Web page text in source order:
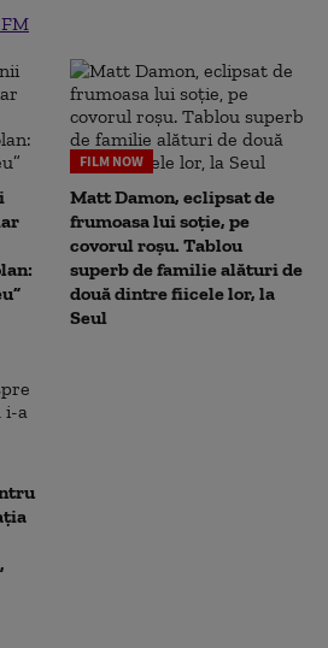
FILM NOW
Matt Damon, eclipsat de
frumoasa lui soție, pe
covorul roșu. Tablou
superb de familie alături de
două dintre fiicele lor, la
Seul